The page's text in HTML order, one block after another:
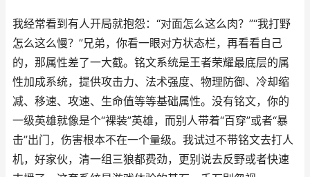
我经常看到有人开局就抱怨：“对面怎么这么肉？”“我打野
怎么这么慢？”兄弟，你看一眼对方状态栏，再看看自己
的，那属性差了一大截。铭文系统是王者荣耀最底层的属
性加成系统，提供攻击力、法术强度、物理防御、冷却缩
减、移速、攻速、生命值等等基础属性。没有铭文，你的
一级英雄就像是个“裸装”英雄，而别人带着“百穿”或者“暴
击”出门，伤害根本不在一个量级。我试过不带铭文去打人
机，好家伙，清一组三狼都费劲，更别说去反野或者快速